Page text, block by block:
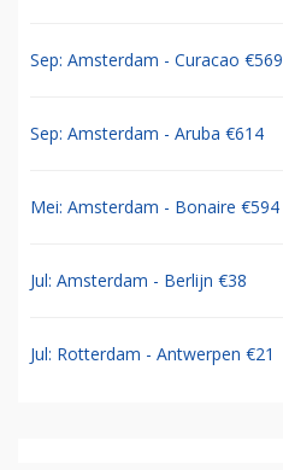
Sep: Amsterdam - Curacao €569
Sep: Amsterdam - Aruba €614
Mei: Amsterdam - Bonaire €594
Jul: Amsterdam - Berlijn €38
Jul: Rotterdam - Antwerpen €21